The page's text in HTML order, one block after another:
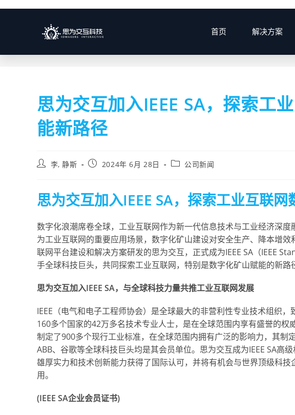
首页 解决方案
博客
思为交互加入IEEE SA，探索工
能新路径
李, 静斯 2024年 6月 28日 公司新闻
思为交互加入IEEE SA，探索工业互联
数字化浪潮席卷全球，工业互联网作为新一代信息技术与工业经济深
为工业互联网的重要应用场景，数字化矿山建设对安全生产、降本增
联网平台建设和解决方案研发的思为交互，正式成为IEEE SA（IEEE
手全球科技巨头，共同探索工业互联网，特别是数字化矿山赋能的新路
思为交互加入IEEE SA，与全球科技力量共推工业互联网发展
IEEE（电气和电子工程师协会）是全球最大的非营利性专业技术组织
160多个国家的42万多名技术专业人士，是在全球范围内享有盛誉的权
制定了900多个现行工业标准，在全球范围内拥有广泛的影响力，其制
ABB、谷歌等全球科技巨头均是其会员单位。思为交互成为IEEE SA高
雄厚实力和技术创新能力获得了国际认可，并将有机会与世界顶级科
用。
(IEEE SA企业会员证书)